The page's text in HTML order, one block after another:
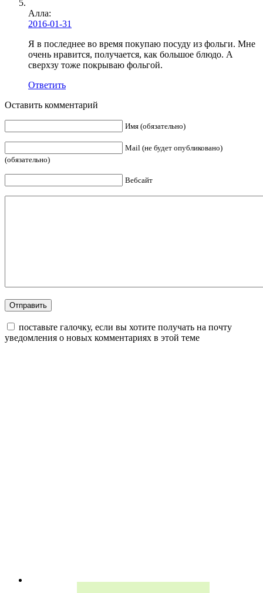
Алла:
2016-01-31
Я в последнее во время покупаю посуду из фольги. Мне
очень нравится, получается, как большое блюдо. А
сверхзу тоже покрываю фольгой.
Ответить
Оставить комментарий
Имя (обязательно)
Mail (не будет опубликовано)
(обязательно)
Вебсайт
поставьте галочку, если вы хотите получать на почту
уведомления о новых комментариях в этой теме